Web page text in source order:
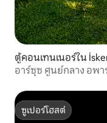
ตู้คอนเทนเนอร์ใน
อาร์ซุซ ศูนย์กลาง อพา
ซูเปอร์โฮสต์
ซูเปอร์โฮสต์